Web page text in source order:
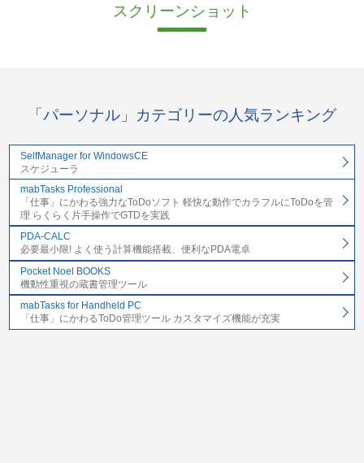
スクリーンショット
「パーソナル」カテゴリーの人気ランキング
SelfManager for WindowsCE
スケジューラ
mabTasks Professional
「仕事」にかわる強力なToDoソフト 軽快な動作でカラフルにToDoを管
理 らくらく片手操作でGTDを実践
PDA-CALC
必要最小限! よく使う計算機能搭載、便利なPDA電卓
Pocket Noel BOOKS
機動性重視の蔵書管理ツール
mabTasks for Handheld PC
「仕事」にかわるToDo管理ツール カスタマイズ機能が充実